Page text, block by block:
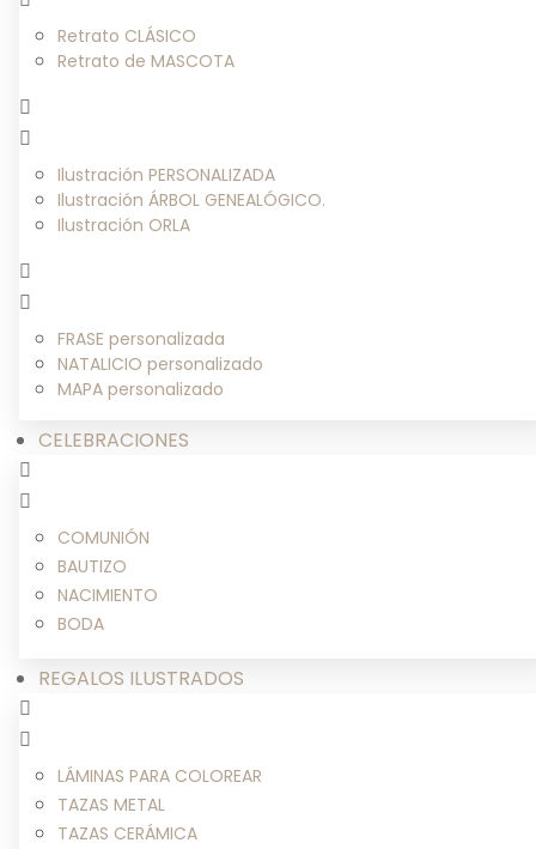
Retrato CLÁSICO
Retrato de MASCOTA
Ilustración PERSONALIZADA
Ilustración ÁRBOL GENEALÓGICO.
Ilustración ORLA
FRASE personalizada
NATALICIO personalizado
MAPA personalizado
CELEBRACIONES
COMUNIÓN
BAUTIZO
NACIMIENTO
BODA
REGALOS ILUSTRADOS
LÁMINAS PARA COLOREAR
TAZAS METAL
TAZAS CERÁMICA